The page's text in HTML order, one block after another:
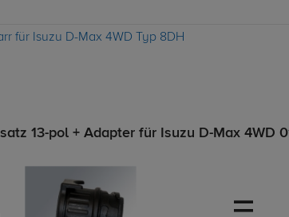
für Isuzu D-Max 4WD Typ 8DH
13-pol + Adapter für Isuzu D-Max 4WD